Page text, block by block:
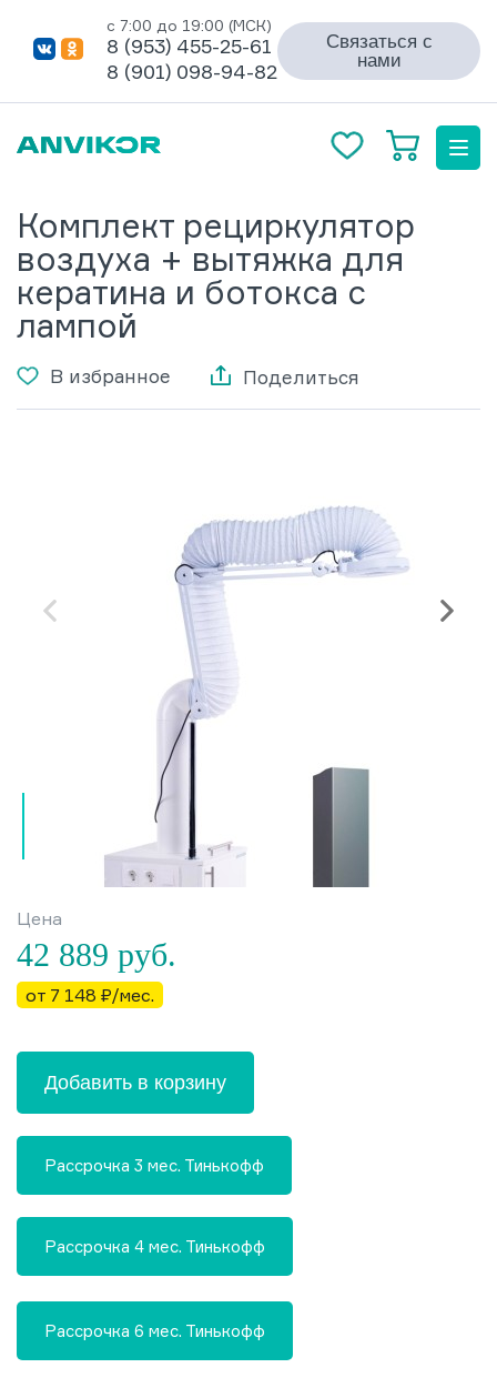
с 7:00 до 19:00 (МСК)
8 (953) 455-25-61
8 (901) 098-94-82
Связаться с
нами
Комплект рециркулятор
воздуха + вытяжка для
кератина и ботокса с
лампой
В избранное Поделиться
Цена
42 889 руб.
от 7 148 ₽/мес.
Добавить в корзину
Рассрочка 3 мес. Тинькофф
Рассрочка 4 мес. Тинькофф
Рассрочка 6 мес. Тинькофф